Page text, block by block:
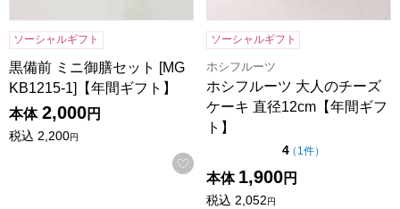
ソーシャルギフト
黒備前 ミニ御膳セット [MG
KB1215-1]【年間ギフト】
本体 2,000円
税込 2,200円
お気に入りに登録する
ソーシャルギフト
ホシフルーツ
ホシフルーツ 大人のチーズ
ケーキ 直径12cm【年間ギフ
ト】
4点（5点満点中）
（ 1件の評価
）
本体 1,900円
税込 2,052円